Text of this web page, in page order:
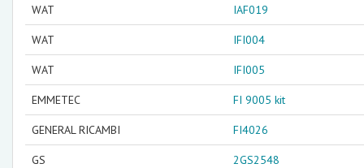
WAT IAF019
WAT IFI004
WAT IFI005
EMMETEC FI 9005 kit
GENERAL RICAMBI FI4026
GS 2GS2548